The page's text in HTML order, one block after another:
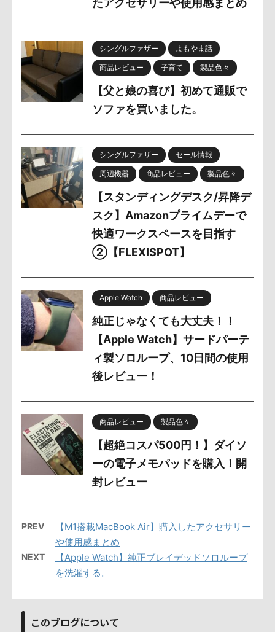
たアクセサリーや使用感まとめ
シングルファザー よもやま話
商品レビュー 子育て 製品色々
【父と娘の喜び】初めて通販で
ソファを買いました。
シングルファザー セール情報
周辺機器 商品レビュー 製品色々
【スタンディングデスク/昇降デ
スク】Amazonプライムデーで
快適ワークスペースを目指す
②【FLEXISPOT】
Apple Watch 商品レビュー
純正じゃなくても大丈夫！！
【Apple Watch】サードパーテ
ィ製ソロループ、10日間の使用
後レビュー！
商品レビュー 製品色々
【超絶コスパ500円！】ダイソ
ーの電子メモパッドを購入！開
封レビュー
PREV
【M1搭載MacBook Air】購入したアクセサリー
や使用感まとめ
NEXT
【Apple Watch】純正ブレイデッドソロループ
を洗濯する。
このブログについて